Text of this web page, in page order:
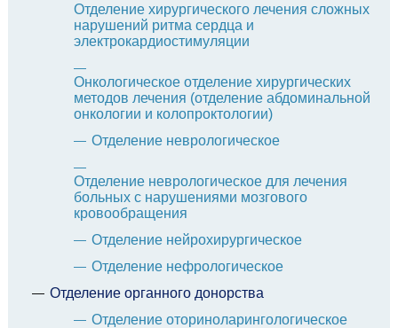
Отделение хирургического лечения сложных
нарушений ритма сердца и
электрокардиостимуляции
Онкологическое отделение хирургических
методов лечения (отделение абдоминальной
онкологии и колопроктологии)
Отделение неврологическое
Отделение неврологическое для лечения
больных с нарушениями мозгового
кровообращения
Отделение нейрохирургическое
Отделение нефрологическое
Отделение органного донорства
Отделение оториноларингологическое